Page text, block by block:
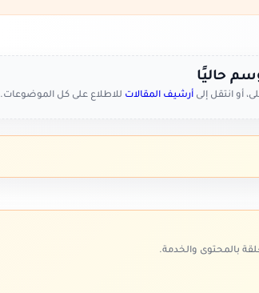
حاليًا
أو انتقل إلى أرشيف المقالات للاطلاع على كل الموضوعات.
بالمحتوى والخدمة.